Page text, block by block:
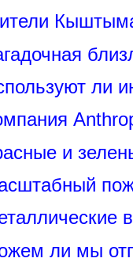
ли
и
ли мы